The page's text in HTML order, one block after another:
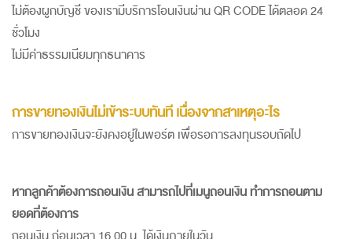
ไม่ต้องผูกบัญชี ของเรามีบริการโอนเงินผ่าน QR CODE ได้ตลอด 24
ชั่วโมง
ไม่มีค่าธรรมเนียมทุกธนาคาร
การขายทองเงินไม่เข้าระบบทันที เนื่องจากสาเหตุอะไร
การขายทองเงินจะยังคงอยู่ในพอร์ต เพื่อรอการลงทุนรอบถัดไป
หากลูกค้าต้องการถอนเงิน สามารถไปที่เมนูถอนเงิน ทำการถอนตาม
ยอดที่ต้องการ